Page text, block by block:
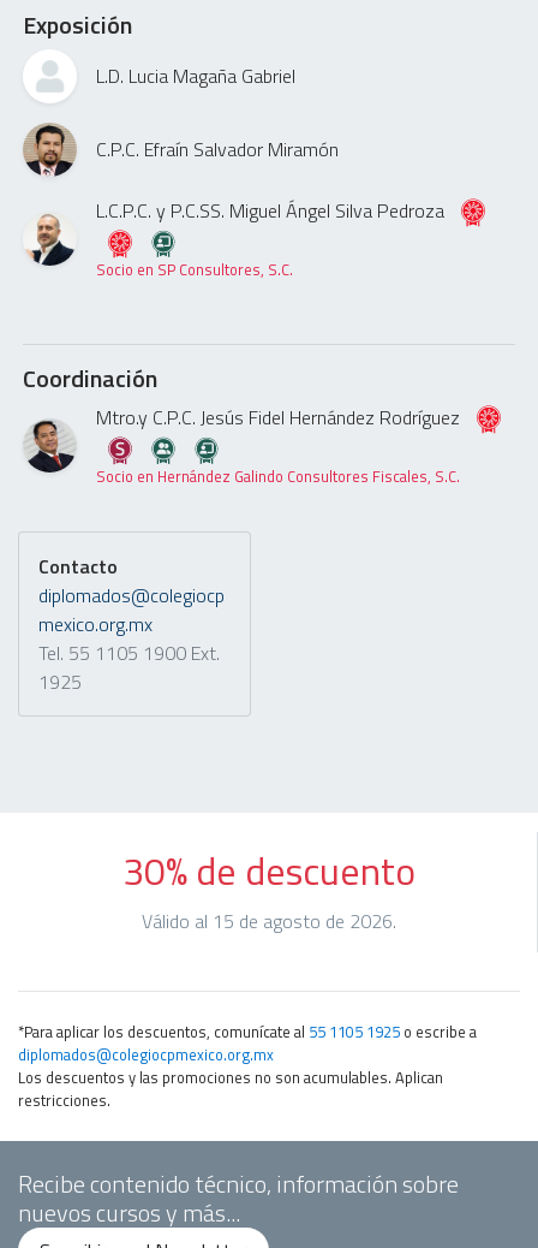
Exposición
L.D. Lucia Magaña Gabriel
C.P.C. Efraín Salvador Miramón
L.C.P.C. y P.C.SS. Miguel Ángel Silva Pedroza
Socio en SP Consultores, S.C.
Coordinación
Mtro.y C.P.C. Jesús Fidel Hernández Rodríguez
Socio en Hernández Galindo Consultores Fiscales, S.C.
Contacto
diplomados@colegiocp
mexico.org.mx
Tel. 55 1105 1900 Ext.
1925
30% de descuento
Válido al 15 de agosto de 2026.
*Para aplicar los descuentos, comunícate al 55 1105 1925 o escribe a
diplomados@colegiocpmexico.org.mx
Los descuentos y las promociones no son acumulables. Aplican
restricciones.
Recibe contenido técnico, información sobre
nuevos cursos y más...